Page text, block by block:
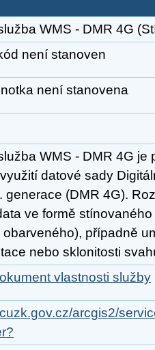
WMS - DMR 4G
není stanoven
není stanovena
WMS - DMR 4G je
datové sady
generace (DMR 4G).
ve formě
případně
nebo sklonitosti
vlastnosti služby
arcgis2/